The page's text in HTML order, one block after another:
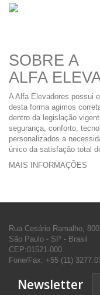
SOBRE A
ALFA
A Alfa Elevadores possui
desta forma agimos
dentro da legislação
segurança, conforto,
personalizados a
único da satisfação total
MAIS INFORMAÇÕES
Rua Cesário Ramalho, 800
São Paulo - SP - Brasil
CEP:01521-000
Fone/Fax: +55 (11)
Newsletter